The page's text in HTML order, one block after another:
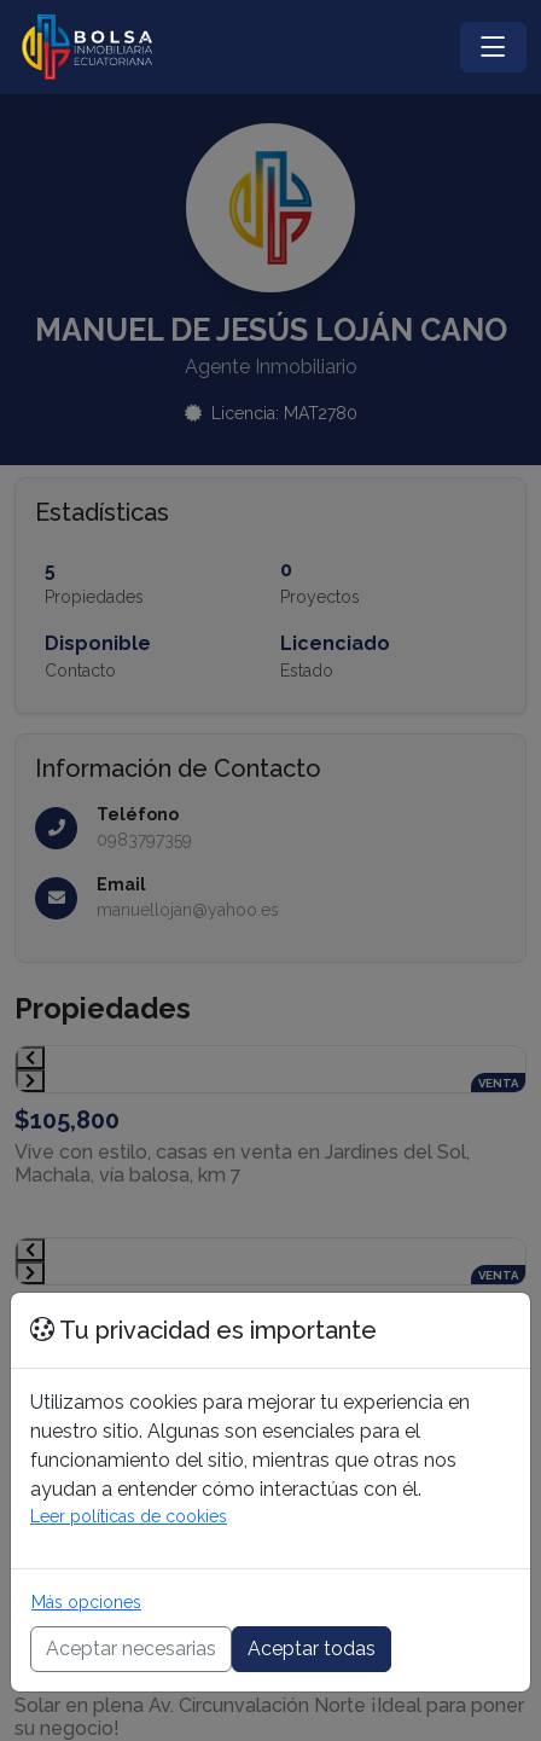
Tu privacidad es importante
Utilizamos cookies para mejorar tu experiencia en
nuestro sitio. Algunas son esenciales para el
funcionamiento del sitio, mientras que otras nos
ayudan a entender cómo interactúas con él.
Leer políticas de cookies
Más opciones
Aceptar necesarias Aceptar todas
MANUEL DE JESÚS LOJÁN CANO
Agente Inmobiliario
Licencia: MAT2780
Estadísticas
5
Propiedades
0
Proyectos
Disponible
Contacto
Licenciado
Estado
Información de Contacto
Teléfono
0983797359
Email
manuellojan@yahoo.es
Propiedades
VENTA
$105,800
Vive con estilo, casas en venta en Jardines del Sol,
Machala, vía balosa, km 7
VENTA
$37,990
Solar de 200 m2, ubicado en el barrio la Florida, sector 5,
a pocos pasos de la Avenida Principal Colón Tinoco,
cerca de canchas, y a pocas cuadras del parque Zoila
Ugarte
$113,000
$63,000
Solar en plena Av. Circunvalación Norte ¡Ideal para poner
su negocio!